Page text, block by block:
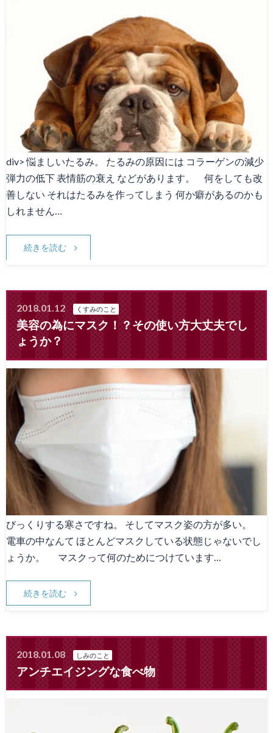
div> 悩ましいたるみ。 たるみの原因には コラーゲンの減少
弾力の低下 表情筋の衰え などがあります。 何をしても改
善しない それはたるみを作ってしまう 何か癖があるのかも
しれません…
続きを読む
2018.01.12 くすみのこと
美容の為にマスク！？その使い方大丈夫でし
ょうか？
びっくりする寒さですね。 そしてマスク姿の方が多い。
電車の中なんて ほとんどマスクしている状態じゃないでし
ょうか。 マスクって何のためにつけています…
続きを読む
2018.01.08 しみのこと
アンチエイジングな食べ物